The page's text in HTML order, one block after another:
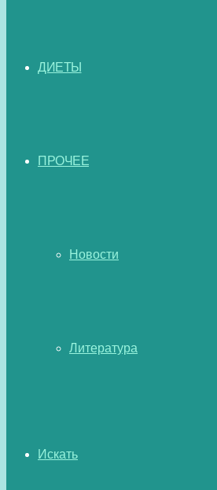
ДИЕТЫ
ПРОЧЕЕ
Новости
Литература
Искать